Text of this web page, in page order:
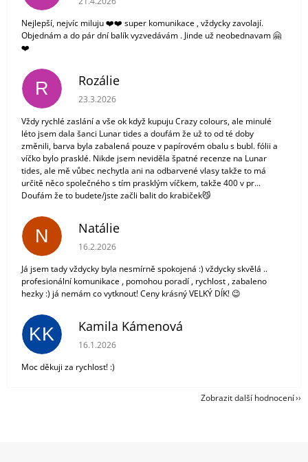
Nejlepší, nejvíc miluju ❤️❤️ super komunikace , vždycky zavolají.
Objednám a do pár dní balík vyzvedávám . Jinde už neobednavam 🤗
❤️
R Rozálie
Hodnocení obchodu je 3 z 5 hvězdiček.
23.3.2026
Vždy rychlé zaslání a vše ok když kupuju Crazy colours, ale minulé
léto jsem dala šanci Lunar tides a doufám že už to od té doby
změnili, barva byla zabalená pouze v papírovém obalu s bubl. fólii a
víčko bylo prasklé. Nikde jsem neviděla špatné recenze na Lunar
tides, ale mě vůbec nechytla ani na odbarvené vlasy takže to má
určitě něco společného s tím prasklým víčkem, takže 400 v pr...
Doufám že to budete/jste začli balit do krabiček😼
N Natálie
Hodnocení obchodu je 5 z 5 hvězdiček.
16.2.2026
Já jsem tady vždycky byla nesmírně spokojená :) vždycky skvělá ..
profesionální komunikace , pomohou poradí , rychlost , zabaleno
hezky :) já nemám co vytknout! Ceny krásný VELKÝ DÍK! 😉
KK Kamila Kámenová
Hodnocení obchodu je 5 z 5 hvězdiček.
16.1.2026
Moc děkuji za rychlost! :)
Zobrazit další hodnocení